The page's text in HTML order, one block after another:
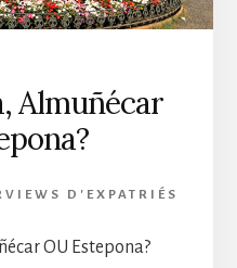
Almuñécar
D'EXPATRIÉS
OU Estepona?